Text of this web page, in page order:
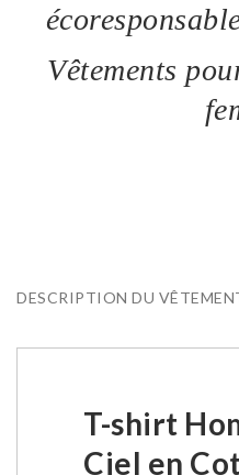
Vêtements
DESCRIPTION DU
T-shirt
Ciel en